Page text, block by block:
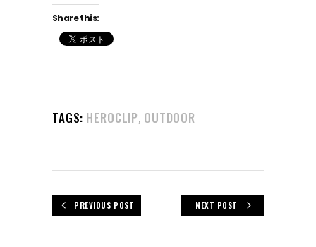
Share this:
TAGS: HEROCLIP, OUTDOOR
PREVIOUS POST NEXT POST